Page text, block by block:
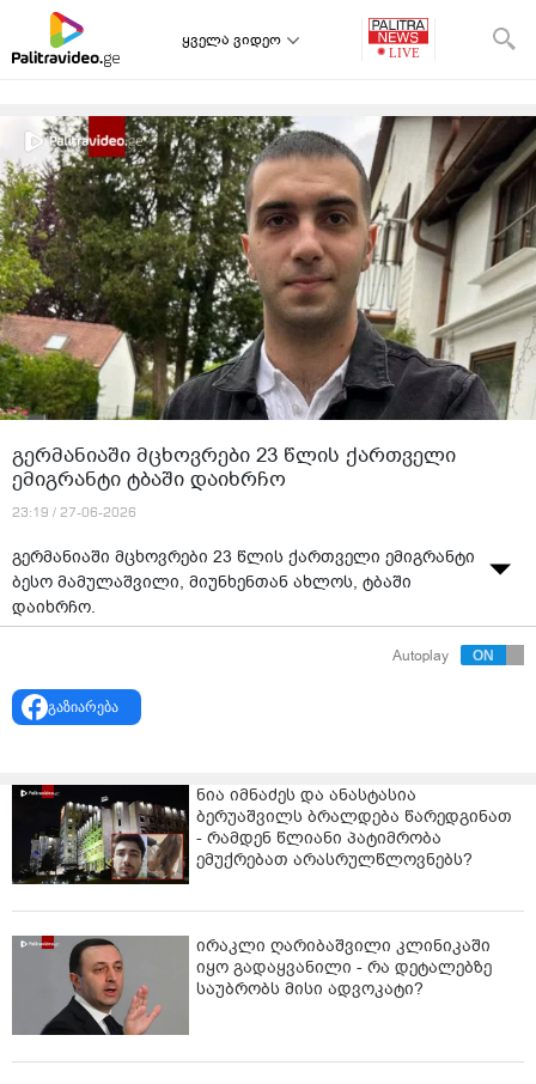
ყველა ვიდეო
გერმანიაში მცხოვრები 23 წლის ქართველი
ემიგრანტი ტბაში დაიხრჩო
23:19 / 27-06-2026
გერმანიაში მცხოვრები 23 წლის ქართველი ემიგრანტი
ბესო მამულაშვილი, მიუნხენთან ახლოს, ტბაში
დაიხრჩო.
ადგილობრივი მედიის "მთავარი ამბები კახეთიდან"
სოფელ ხაშმის მკვიდრი იყო.
დაიხრჩო.
არსებული ინფორმაციით, ოჯახი დაღუპულის
საქართველოში გადმოსვენების საკითხს აგვარებს.
Autoplay
გაზიარება
ნია იმნაძეს და ანასტასია
ბერუაშვილს ბრალდება წარედგინათ
- რამდენ წლიანი პატიმრობა
ემუქრებათ არასრულწლოვნებს?
ირაკლი ღარიბაშვილი კლინიკაში
იყო გადაყვანილი - რა დეტალებზე
საუბრობს მისი ადვოკატი?